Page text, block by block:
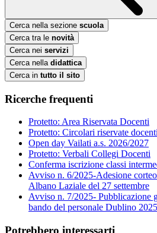
Cerca nella sezione scuola
Cerca tra le novità
Cerca nei servizi
Cerca nella didattica
Cerca in tutto il sito
Ricerche frequenti
Protetto: Area Riservata Docenti
Protetto: Circolari riservate docenti
Open day Vailati a.s. 2026/2027
Protetto: Verbali Collegi Docenti
Conferma iscrizione classi
Avviso n. 6/2025-Adesione
Albano Laziale del 27 settembre
Avviso n. 7/2025- Pubblicazione
bando del personale Dublino
Potrebbero interessarti